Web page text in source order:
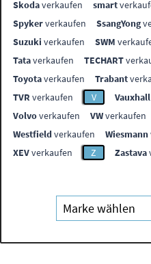
Skodaverkaufen smart
Spykerverkaufen SsangYong
Suzuki verkaufen SWM
Tataverkaufen TECHART
Toyotaverkaufen Trabant
TVR verkaufen V Vauxhall
Volvoverkaufen VWverkaufen
Westfieldverkaufen Wiesmann
XEVverkaufen Z Zastava